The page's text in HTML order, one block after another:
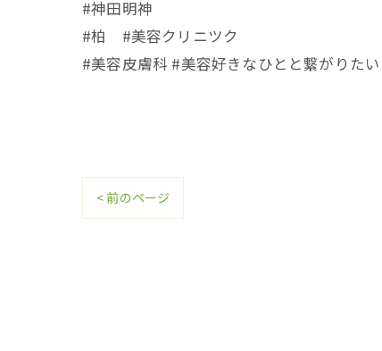
#神田明神
#柏 #美容クリニツク
#美容皮膚科 #美容好きなひとと繋がりたい
< 前のページ